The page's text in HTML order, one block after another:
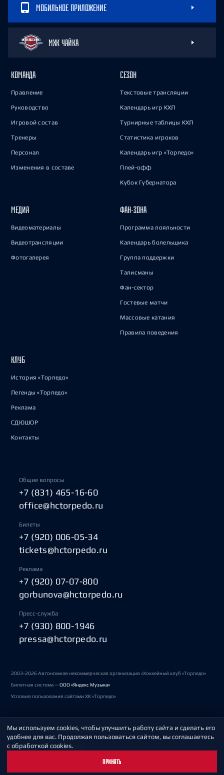
МОБИЛЬНОЕ ПРИЛОЖЕНИЕ
МХК ЧАЙКА
КОМАНДА
Правление
Руководство
Игровой состав
Тренеры
Персонал
Изменения в составе
СЕЗОН
Текстовые трансляции
Календарь игр КХЛ
Турнирные таблицы КХЛ
Статистика игроков
Календарь игр «Торпедо»
Плей-офф
Кубок Губернатора
МЕДИА
Видеоматериалы
Видеотрансляции
Фотогалерея
ФАН-ЗОНА
Программа лояльности
Календарь болельщика
Группа поддержки
Талисманы
Фан-сектор
Гостевые матчи
Массовые катания
Правила поведения
КЛУБ
История «Торпедо»
Легенды «Торпедо»
Реклама
СДЮШОР
Контакты
Общие вопросы
+7 (831) 465-16-60
office@hctorpedo.ru
Билеты
+7 (920) 006-05-34
tickets@hctorpedo.ru
Реклама
+7 (920) 07-07-800
gorbunova@hctorpedo.ru
Пресс-служба
+7 (930) 800-1946
pressa@hctorpedo.ru
2003-2026 Автономная некоммерческая организация «Хоккейный клуб «Торпедо»
Билетная система —ООО «Яндекс Музыка»
Условия пользования сайтами ХК «Торпедо»
Политика обработки персональных данных
Пользовательское соглашение
Мы используем cookies, чтобы улучшить работу сайта и сделать его
удобнее для вас. Продолжая пользоваться сайтом, вы соглашаетесь
с обработкой cookies.
ПРИНЯТЬ